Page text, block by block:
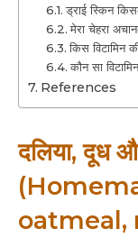
ड्राई स्किन
मेरा चेहरा
किस विटामिन
कौन सा
References
दलिया, दूध
oatmeal,